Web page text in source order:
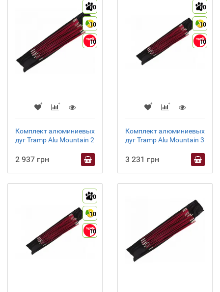
10
10
10
Комплект алюминиевых
дуг Tramp Alu Mountain 2
2 937 грн
10
10
10
Комплект алюминиевых
дуг Tramp Alu Mountain 3
3 231 грн
10
10
10